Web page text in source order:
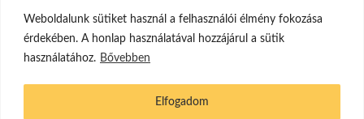
Weboldalunk sütiket használ a felhasználói élmény fokozása
érdekében. A honlap használatával hozzájárul a sütik
használatához. Bővebben
Elfogadom
2023. szeptember